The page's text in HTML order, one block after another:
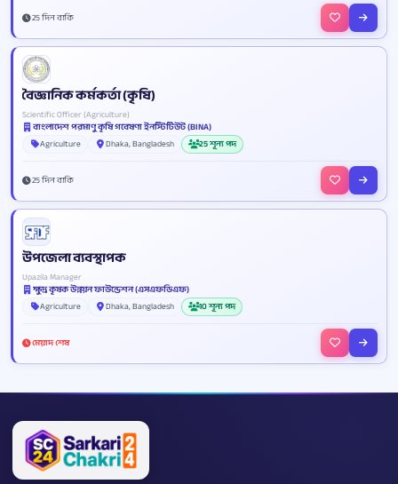
25 দিন বাকি
বৈজ্ঞানিক কর্মকর্তা (কৃষি)
Scientific Officer (Agriculture)
বাংলাদেশ পরমাণু কৃষি গবেষণা ইনস্টিটিউট (BINA)
Agriculture
Dhaka, Bangladesh 25 শূন্য পদ
25 দিন বাকি
উপজেলা ব্যবস্থাপক
Upazila Manager
ক্ষুদ্র কৃষক উন্নয়ন ফাউন্ডেশন (এসএফডিএফ)
Agriculture
Dhaka, Bangladesh 10 শূন্য পদ
মেয়াদ শেষ